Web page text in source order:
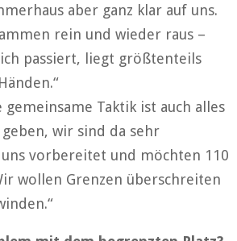
aber ganz klar auf uns.
rein und wieder raus –
passiert, liegt größtenteils
gemeinsame Taktik ist auch alles
wir sind da sehr
vorbereitet und möchten 110
wollen Grenzen überschreiten